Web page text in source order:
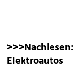
>>>Nachlesen:
Elektroautos